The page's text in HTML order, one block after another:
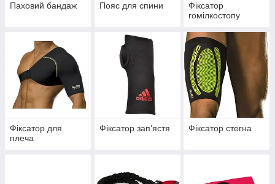
Паховий бандаж Пояс для спини
Фіксатор
гомілкостопу
Фіксатор для
плеча
Фіксатор запʼястя Фіксатор стегна